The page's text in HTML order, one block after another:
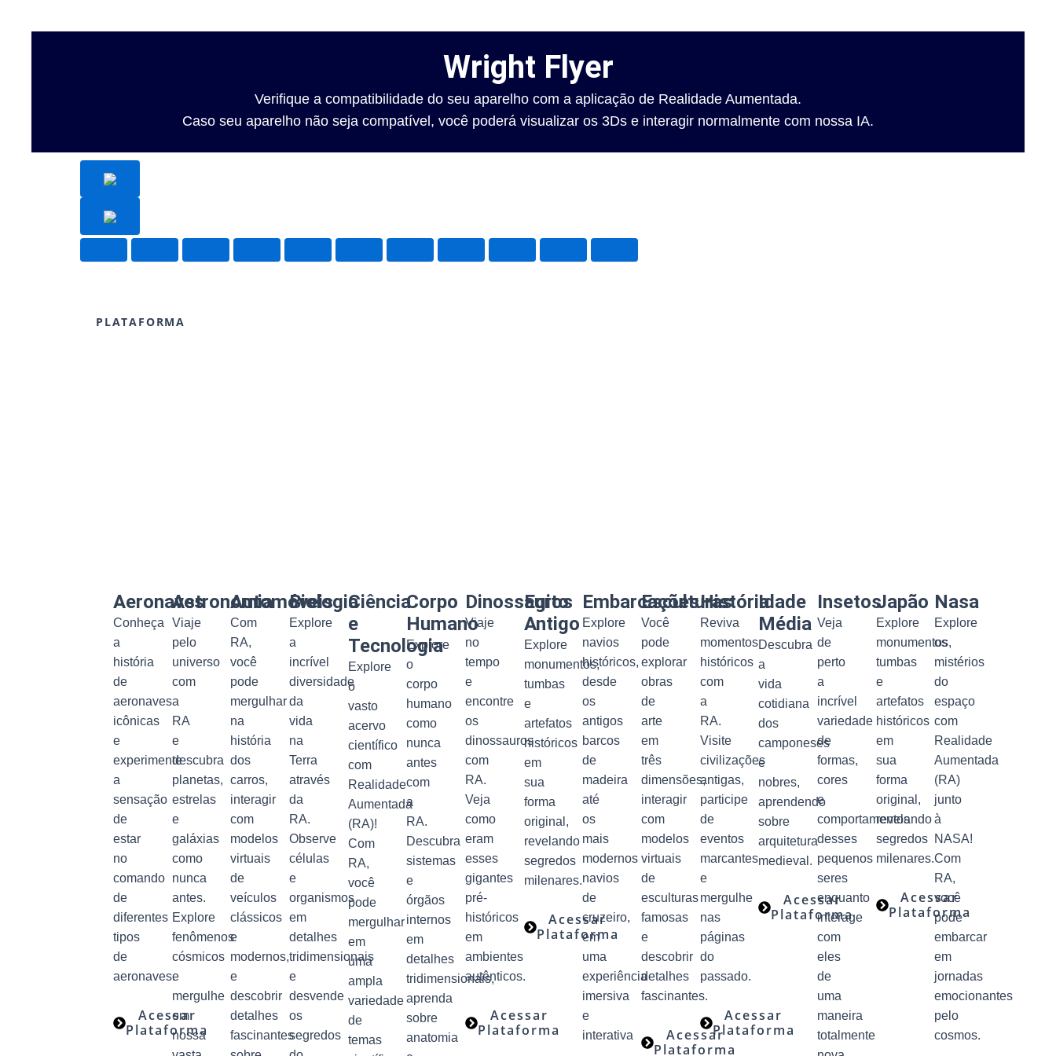
Wright Flyer
Verifique a compatibilidade do seu aparelho com a aplicação de Realidade Aumentada.
Caso seu aparelho não seja compatível, você poderá visualizar os 3Ds e interagir normalmente com nossa IA.
PLATAFORMA
Aeronaves
Conheça
a
história
de
aeronaves
icônicas
e
experimente
a
sensação
de
estar
no
comando
de
diferentes
tipos
de
aeronaves.
Acessar
Plataforma
Astronomia
Viaje
pelo
universo
com
a
RA
e
descubra
planetas,
estrelas
e
galáxias
como
nunca
antes.
Explore
fenômenos
cósmicos
e
mergulhe
em
nossa
Automóveis
Com
RA,
você
pode
mergulhar
na
história
dos
carros,
interagir
com
modelos
virtuais
de
veículos
clássicos
e
modernos,
e
descobrir
detalhes
fascinantes
Biologia
Explore
a
incrível
diversidade
da
vida
na
Terra
através
da
RA.
Observe
células
e
organismos
em
detalhes
tridimensionais
e
desvende
os
segredos
Ciência
e
Tecnologia
Explore
o
vasto
acervo
científico
com
Realidade
Aumentada
(RA)!
Com
RA,
você
pode
mergulhar
em
uma
ampla
variedade
de
temas
Corpo
Humano
Explore
o
corpo
humano
como
nunca
antes
com
a
RA.
Descubra
sistemas
e
órgãos
internos
em
detalhes
tridimensionais,
aprenda
sobre
anatomia
Dinossauros
Viaje
no
tempo
e
encontre
os
dinossauros
com
RA.
Veja
como
eram
esses
gigantes
pré-
históricos
em
ambientes
autênticos.
Acessar
Plataforma
Egito
Antigo
Explore
monumentos,
tumbas
e
artefatos
históricos
em
sua
forma
original,
revelando
segredos
milenares.
Acessar
Plataforma
Embarcações
Explore
navios
históricos,
desde
os
antigos
barcos
de
madeira
até
os
mais
modernos
navios
de
cruzeiro,
em
uma
experiência
imersiva
e
interativa
Esculturas
Você
pode
explorar
obras
de
arte
em
três
dimensões,
interagir
com
modelos
virtuais
de
esculturas
famosas
e
descobrir
detalhes
fascinantes.
Acessar
Plataforma
História
Reviva
momentos
históricos
com
a
RA.
Visite
civilizações
antigas,
participe
de
eventos
marcantes
e
mergulhe
nas
páginas
do
passado.
Acessar
Plataforma
Idade
Média
Descubra
a
vida
cotidiana
dos
camponeses
e
nobres,
aprendendo
sobre
arquitetura
medieval.
Acessar
Plataforma
Insetos
Veja
de
perto
a
incrível
variedade
de
formas,
cores
e
comportamentos
desses
pequenos
seres
enquanto
interage
com
eles
de
uma
maneira
totalmente
Japão
Explore
monumentos,
tumbas
e
artefatos
históricos
em
sua
forma
original,
revelando
segredos
milenares.
Acessar
Plataforma
Nasa
Explore
os
mistérios
do
espaço
com
Realidade
Aumentada
(RA)
junto
à
NASA!
Com
RA,
você
pode
embarcar
em
jornadas
emocionantes
pelo
cosmos.